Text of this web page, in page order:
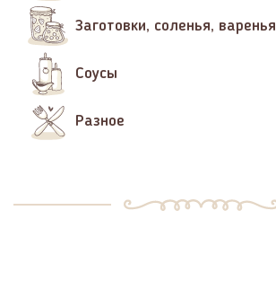
Заготовки, соленья, варенья
Соусы
Разное